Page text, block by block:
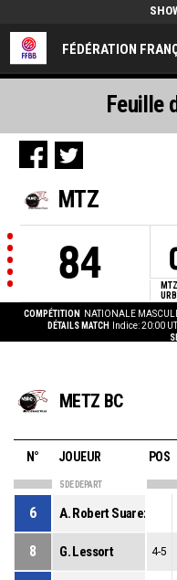
FÉDÉRATION
MTZ
84 MTZ
URB
COMPÉTITION NATIONALE
DÉTAILS MATCH
Indice: 20:00
Feuille
METZ BC
N° JOUEUR POS
5 DE DEPART
6 A. Robert Suarez
8 G. Lessort 4-5